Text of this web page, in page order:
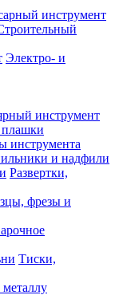
инструмент
Электро- и
инструмент
инструмента
и надфили
Развертки,
фрезы и
Тиски,